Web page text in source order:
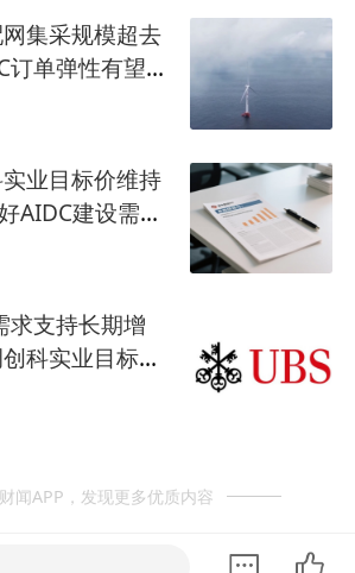
集采规模超去
单弹性有望逐
业目标价维持
AIDC建设需求
求支持长期增
科实业目标价
闻APP，发现更多优质内容